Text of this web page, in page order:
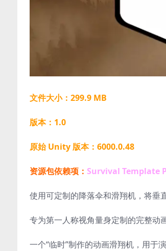
文件大小：299.9 MB
版本：1.0
原始 Unity 版本：6000.0.48
资源包依赖项： Survival Template
使用可定制的降落伞和滑翔机，将垂
专为第一人称视角量身定制的完整动
一个“临时”制作的动画滑翔机，用于